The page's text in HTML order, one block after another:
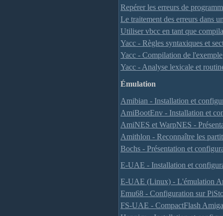
Repérer les erreurs de
Le traitement des erreurs dans
Utiliser vbcc en tant que
Yacc - Règles syntaxiques et
Yacc - Compilation de l'exemple
Yacc - Analyse lexicale et
Émulation
Amibian - Installation et
AmiBootEnv - Installation et
AmiNES et WarpNES -
Amithlon - Reconnaître les
Bochs - Présentation et
E-UAE - Installation et
E-UAE (Linux) - L'émulation
Emu68 - Configuration sur
FS-UAE - CompactFlash